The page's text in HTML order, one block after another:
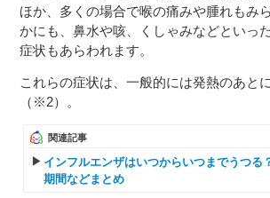
ほか、多くの場合で喉の痛みや腫れもみ
かにも、鼻水や咳、くしゃみなどといっ
症状もあらわれます。
これらの症状は、一般的には発熱のあと
（※2）。
関連記事
インフルエンザはいつからいつまでうつる
期間などまとめ